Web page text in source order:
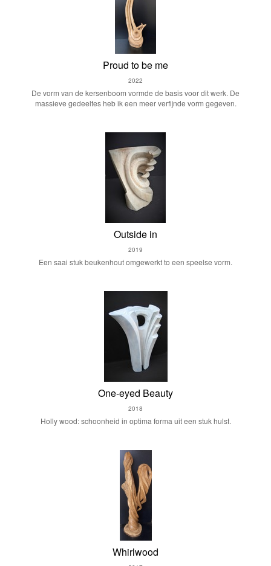
Proud to be me
2022
De vorm van de kersenboom vormde de basis voor dit werk. De
massieve gedeeltes heb ik een meer verfijnde vorm gegeven.
Outside in
2019
Een saai stuk beukenhout omgewerkt to een speelse vorm.
One-eyed Beauty
2018
Holly wood: schoonheid in optima forma uit een stuk hulst.
Whirlwood